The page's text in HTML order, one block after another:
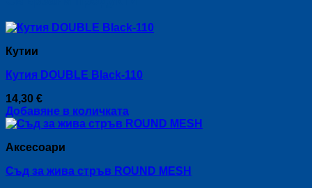
Кутии
Кутия DOUBLE Black-110
14,30 €
Добавяне в количката
Аксесоари
Съд за жива стръв ROUND MESH